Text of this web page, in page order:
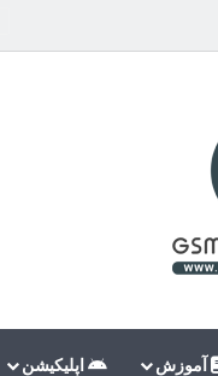
آموزش اپلیکیشن